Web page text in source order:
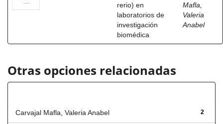
rerio) en
laboratorios de
investigación
biomédica
Mafla,
Valeria
Anabel
Otras opciones relacionadas
2
Carvajal Mafla, Valeria Anabel